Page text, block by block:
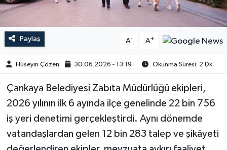
Paylaş A- A+
Hüseyin Çözen 30.06.2026 - 13:19 Okunma Süresi: 2 Dk
Çankaya Belediyesi Zabıta Müdürlüğü ekipleri,
2026 yılının ilk 6 ayında ilçe genelinde 22 bin 756
iş yeri denetimi gerçekleştirdi. Aynı dönemde
vatandaşlardan gelen 12 bin 283 talep ve şikâyeti